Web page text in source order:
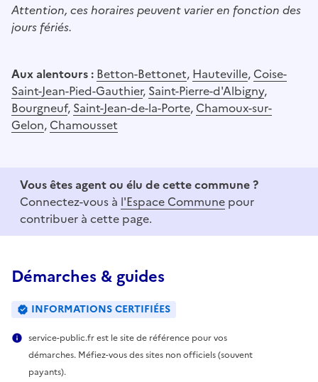
Attention, ces horaires peuvent varier en fonction des
jours fériés.
Aux alentours : Betton-Bettonet, Hauteville, Coise-
Saint-Jean-Pied-Gauthier, Saint-Pierre-d'Albigny,
Bourgneuf, Saint-Jean-de-la-Porte, Chamoux-sur-
Gelon, Chamousset
Vous êtes agent ou élu de cette commune ?
Connectez-vous à l'Espace Commune pour
contribuer à cette page.
Démarches & guides
INFORMATIONS CERTIFIÉES
service-public.fr est le site de référence pour vos
démarches. Méfiez-vous des sites non officiels (souvent
payants).